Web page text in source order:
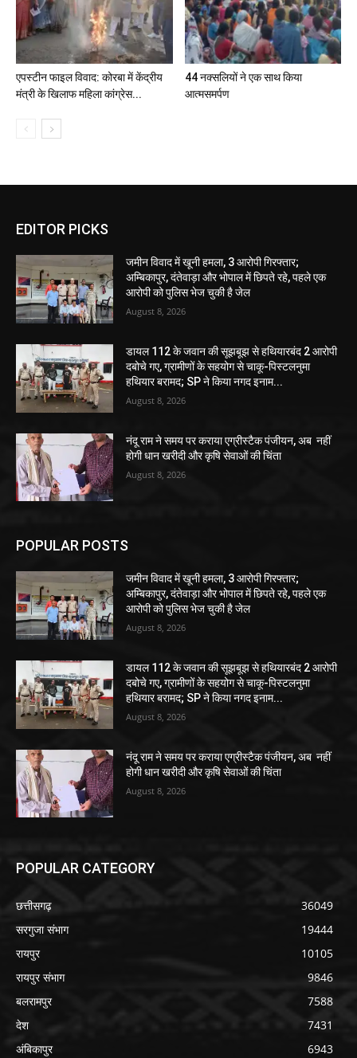
एपस्टीन फाइल विवाद: कोरबा में केंद्रीय
मंत्री के खिलाफ महिला कांग्रेस...
44 नक्सलियों ने एक साथ किया
आत्मसमर्पण
EDITOR PICKS
जमीन विवाद में खूनी हमला, 3 आरोपी गिरफ्तार;
अम्बिकापुर, दंतेवाड़ा और भोपाल में छिपते रहे, पहले एक
आरोपी को पुलिस भेज चुकी है जेल
August 8, 2026
डायल 112 के जवान की सूझबूझ से हथियारबंद 2 आरोपी
दबोचे गए, ग्रामीणों के सहयोग से चाकू-पिस्टलनुमा
हथियार बरामद; SP ने किया नगद इनाम...
August 8, 2026
नंदू राम ने समय पर कराया एग्रीस्टैक पंजीयन, अब नहीं
होगी धान खरीदी और कृषि सेवाओं की चिंता
August 8, 2026
POPULAR POSTS
जमीन विवाद में खूनी हमला, 3 आरोपी गिरफ्तार;
अम्बिकापुर, दंतेवाड़ा और भोपाल में छिपते रहे, पहले एक
आरोपी को पुलिस भेज चुकी है जेल
August 8, 2026
डायल 112 के जवान की सूझबूझ से हथियारबंद 2 आरोपी
दबोचे गए, ग्रामीणों के सहयोग से चाकू-पिस्टलनुमा
हथियार बरामद; SP ने किया नगद इनाम...
August 8, 2026
नंदू राम ने समय पर कराया एग्रीस्टैक पंजीयन, अब नहीं
होगी धान खरीदी और कृषि सेवाओं की चिंता
August 8, 2026
POPULAR CATEGORY
छत्तीसगढ़
36049
सरगुजा संभाग
19444
रायपुर
10105
रायपुर संभाग
9846
बलरामपुर
7588
देश
7431
अंबिकापुर
6943